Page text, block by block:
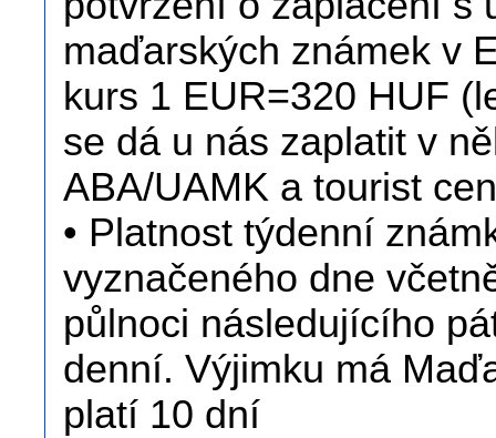
maďarských známek v
kurs 1 EUR=320 HUF
se dá u nás zaplatit v
ABA/UAMK a tourist
• Platnost týdenní
vyznačeného dne
půlnoci následujícího
denní. Výjimku má
platí 10 dní